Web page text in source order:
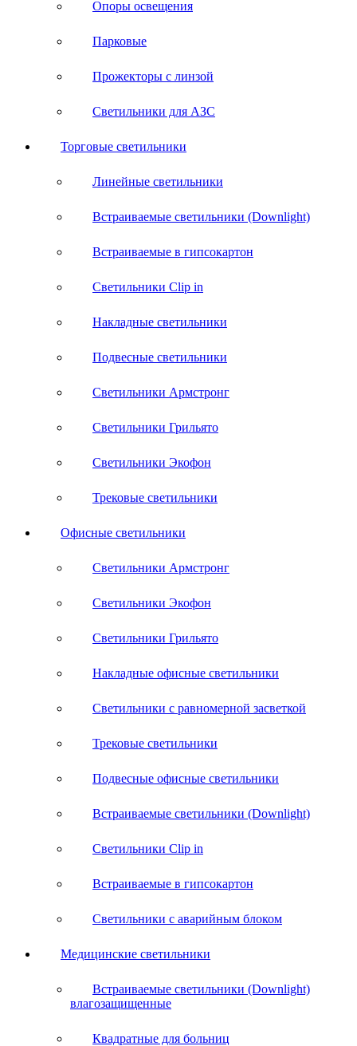
Опоры освещения
Парковые
Прожекторы с линзой
Светильники для АЗС
Торговые светильники
Линейные светильники
Встраиваемые светильники (Downlight)
Встраиваемые в гипсокартон
Светильники Clip in
Накладные светильники
Подвесные светильники
Светильники Армстронг
Светильники Грильято
Светильники Экофон
Трековые светильники
Офисные светильники
Светильники Армстронг
Светильники Экофон
Светильники Грильято
Накладные офисные светильники
Светильники с равномерной засветкой
Трековые светильники
Подвесные офисные светильники
Встраиваемые светильники (Downlight)
Светильники Clip in
Встраиваемые в гипсокартон
Светильники с аварийным блоком
Медицинские светильники
Встраиваемые светильники (Downlight)
влагозащищенные
Квадратные для больниц